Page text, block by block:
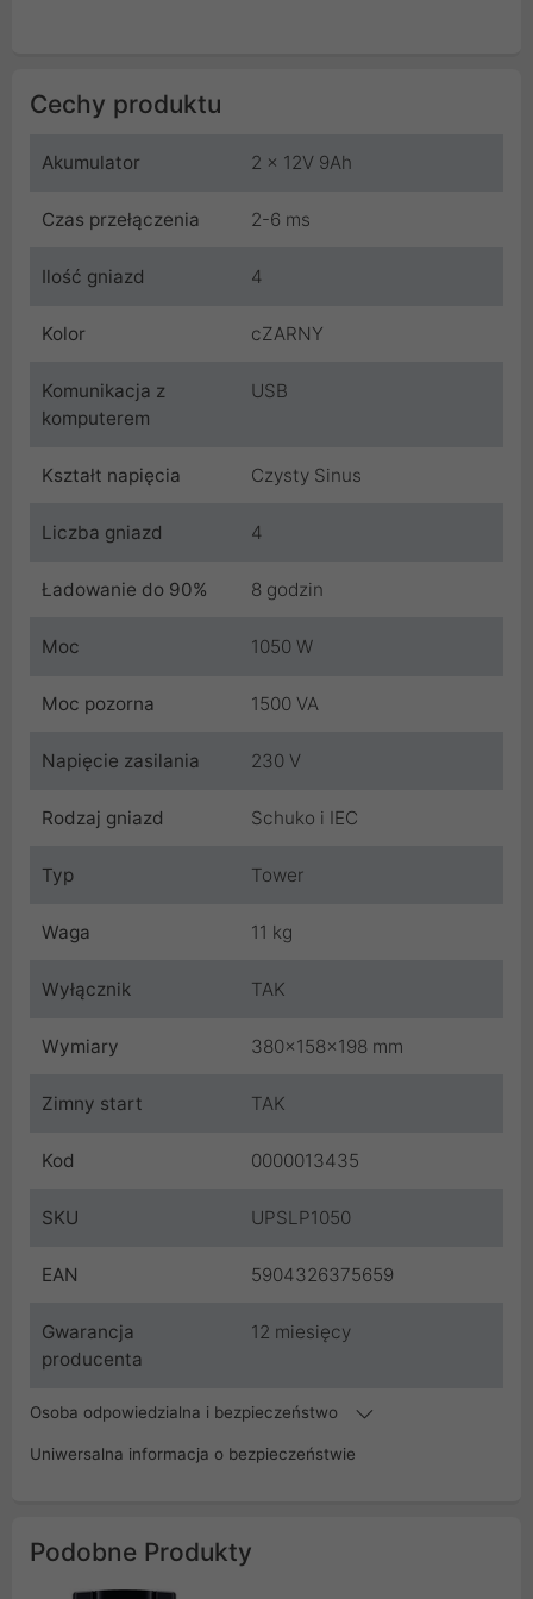
Cechy produktu
Akumulator 2 x 12V 9Ah
Czas przełączenia 2-6 ms
Ilość gniazd 4
Kolor cZARNY
Komunikacja z
komputerem
USB
Kształt napięcia Czysty Sinus
Liczba gniazd 4
Ładowanie do 90% 8 godzin
Moc 1050 W
Moc pozorna 1500 VA
Napięcie zasilania 230 V
Rodzaj gniazd Schuko i IEC
Typ Tower
Waga 11 kg
Wyłącznik TAK
Wymiary 380x158x198 mm
Zimny start TAK
Kod 0000013435
SKU UPSLP1050
EAN 5904326375659
Gwarancja
producenta
12 miesięcy
Osoba odpowiedzialna i bezpieczeństwo
Uniwersalna informacja o bezpieczeństwie
Podobne Produkty